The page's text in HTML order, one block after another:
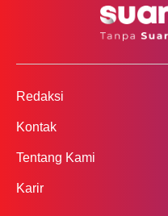
Redaksi
Kontak
Tentang Kami
Karir